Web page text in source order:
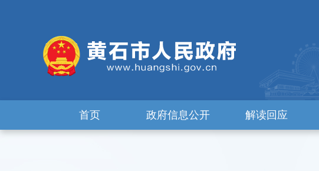
首页 政府信息公开 解读回应